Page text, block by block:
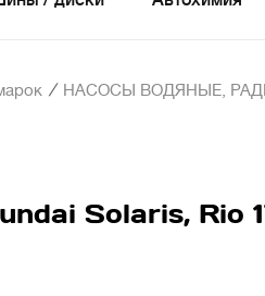
/ НАСОСЫ ВОДЯНЫЕ,
Solaris, Rio